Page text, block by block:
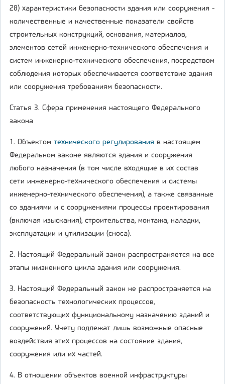
28) характеристики безопасности здания или сооружения -
количественные и качественные показатели свойств
строительных конструкций, основания, материалов,
элементов сетей инженерно-технического обеспечения и
систем инженерно-технического обеспечения, посредством
соблюдения которых обеспечивается соответствие здания
или сооружения требованиям безопасности.
Статья 3. Сфера применения настоящего Федерального
закона
1. Объектом технического регулирования в настоящем
Федеральном законе являются здания и сооружения
любого назначения (в том числе входящие в их состав
сети инженерно-технического обеспечения и системы
инженерно-технического обеспечения), а также связанные
со зданиями и с сооружениями процессы проектирования
(включая изыскания), строительства, монтажа, наладки,
эксплуатации и утилизации (сноса).
2. Настоящий Федеральный закон распространяется на все
этапы жизненного цикла здания или сооружения.
3. Настоящий Федеральный закон не распространяется на
безопасность технологических процессов,
соответствующих функциональному назначению зданий и
сооружений. Учету подлежат лишь возможные опасные
воздействия этих процессов на состояние здания,
сооружения или их частей.
4. В отношении объектов военной инфраструктуры